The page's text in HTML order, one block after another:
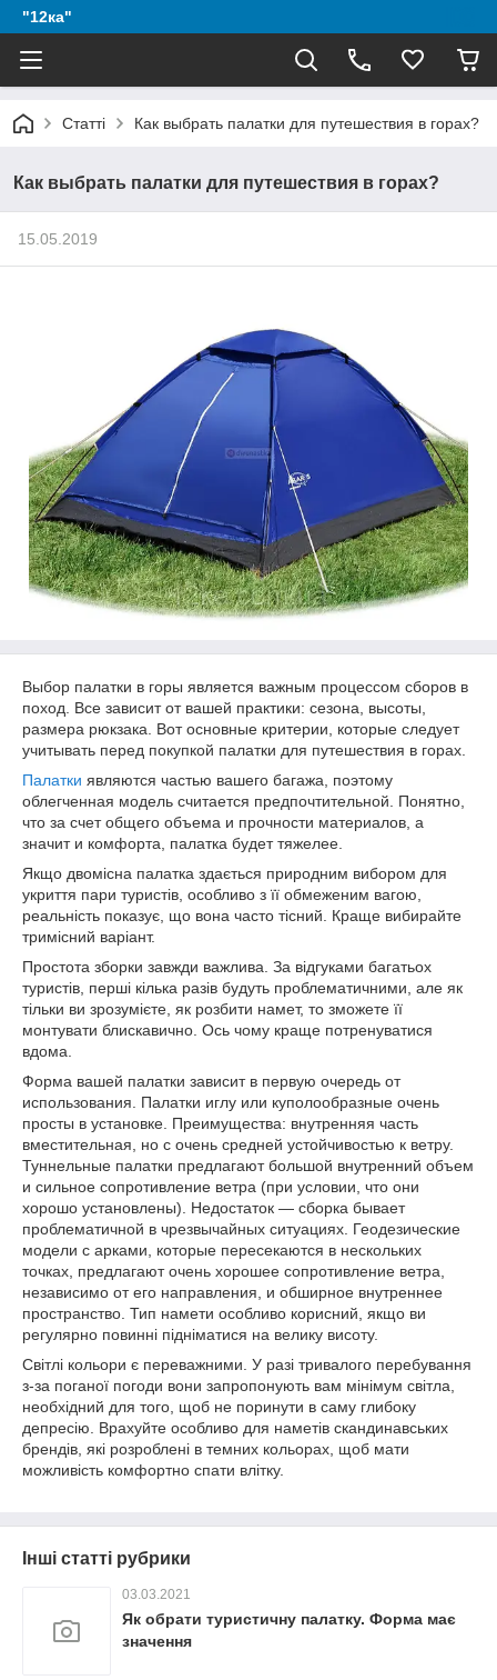
"12ка"
Статті Как выбрать палатки для путешествия в горах?
Как выбрать палатки для путешествия в горах?
15.05.2019
Выбор палатки в горы является важным процессом сборов в
поход. Все зависит от вашей практики: сезона, высоты,
размера рюкзака. Вот основные критерии, которые следует
учитывать перед покупкой палатки для путешествия в горах.
Палатки являются частью вашего багажа, поэтому
облегченная модель считается предпочтительной. Понятно,
что за счет общего объема и прочности материалов, а
значит и комфорта, палатка будет тяжелее.
Якщо двомісна палатка здається природним вибором для
укриття пари туристів, особливо з її обмеженим вагою,
реальність показує, що вона часто тісний. Краще вибирайте
тримісний варіант.
Простота зборки завжди важлива. За відгуками багатьох
туристів, перші кілька разів будуть проблематичними, але як
тільки ви зрозумієте, як розбити намет, то зможете її
монтувати блискавично. Ось чому краще потренуватися
вдома.
Форма вашей палатки зависит в первую очередь от
использования. Палатки иглу или куполообразные очень
просты в установке. Преимущества: внутренняя часть
вместительная, но с очень средней устойчивостью к ветру.
Туннельные палатки предлагают большой внутренний объем
и сильное сопротивление ветра (при условии, что они
хорошо установлены). Недостаток — сборка бывает
проблематичной в чрезвычайных ситуациях. Геодезические
модели с арками, которые пересекаются в нескольких
точках, предлагают очень хорошее сопротивление ветра,
независимо от его направления, и обширное внутреннее
пространство. Тип намети особливо корисний, якщо ви
регулярно повинні підніматися на велику висоту.
Світлі кольори є переважними. У разі тривалого перебування
з-за поганої погоди вони запропонують вам мінімум світла,
необхідний для того, щоб не поринути в саму глибоку
депресію. Врахуйте особливо для наметів скандинавських
брендів, які розроблені в темних кольорах, щоб мати
можливість комфортно спати влітку.
Інші статті рубрики
03.03.2021
Як обрати туристичну палатку. Форма має
значення